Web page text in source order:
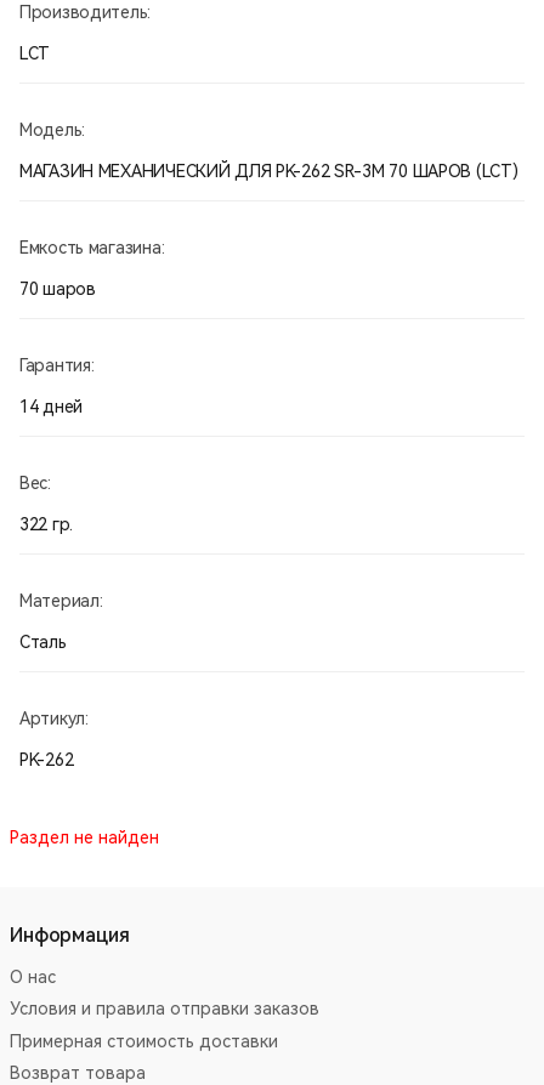
Производитель:
LCT
Модель:
МАГАЗИН МЕХАНИЧЕСКИЙ ДЛЯ PK-262 SR-3M 70 ШАРОВ (LCT)
Емкость магазина:
70 шаров
Гарантия:
14 дней
Вес:
322 гр.
Материал:
Сталь
Артикул:
PK-262
Раздел не найден
Информация
О нас
Условия и правила отправки заказов
Примерная стоимость доставки
Возврат товара